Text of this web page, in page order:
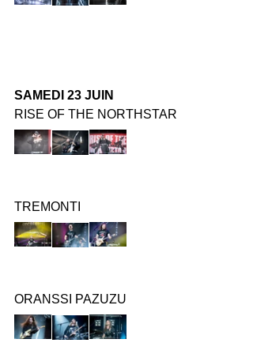
SAMEDI 23 JUIN
RISE OF THE NORTHSTAR
TREMONTI
ORANSSI PAZUZU